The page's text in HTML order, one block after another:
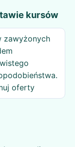
kursów
zawyżonych
oferty